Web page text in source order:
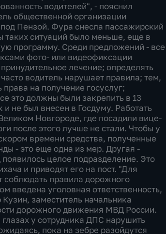
водителей", - пояснил
общественной организации
Пензой. Фура снесла пассажирский
таких ситуаций было меньше, еще в
программу. Среди предложений - все
фото- или видеофиксации
лечение; определять
водитель нарушает правила; тем,
на получение госуслуг;
это должны были закрепить в 13
и не был внесен в Госдуму. Работать
Новгороде, где посадили вице-
после этого лучше не стали. Чтобы у
времени средства, полученные
- это еще одна из мер. Другая -
целое подразделение. Это
и приводят его на пост. "Для
соблюдать правила дорожного
введена уголовная ответственность,
заместитель начальника
дорожного движения МВД России.
у сотрудника ДПС нарушить
пока на зебре разойдутся